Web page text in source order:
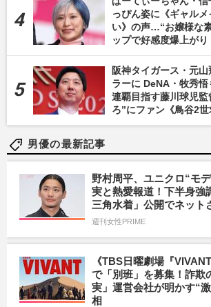
っぴん姿に《ギャル
い》の声…“お嬢様な
ップで好感度爆上がり
阪神タイガース・元
ラーに DeNA・牧秀
連覇目指す藤川球児監
ろ”にファン《鳥谷2世
男優の最新記事
野村周平、ユニクロ“モ
実と熱愛報道！下半身強
三角水着」公開でネット
週刊女性PRIME
《TBS日曜劇場『
で「別班」を募集！詐欺
実」運営会社が明かす“
相